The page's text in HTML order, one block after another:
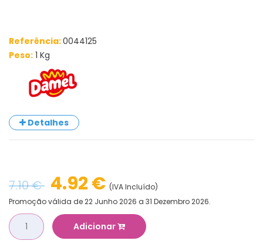
Referência:0044125
Peso: 1 Kg
Detalhes
7.10 € 4.92 € (IVA Incluído)
Promoção válida de 22 Junho 2026 a 31 Dezembro 2026.
Adicionar